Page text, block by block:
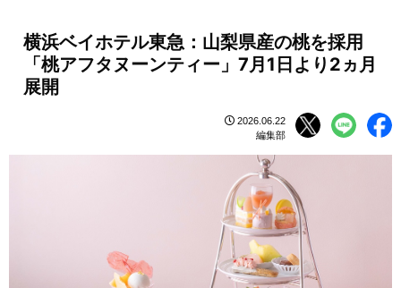
横浜ベイホテル東急：山梨県産の桃を採用
「桃アフタヌーンティー」7月1日より2ヵ月
展開
2026.06.22
編集部